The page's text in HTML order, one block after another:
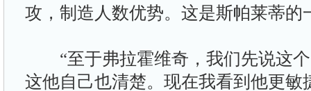
攻，制造人数优势。这是斯帕莱蒂的
“至于弗拉霍维奇，我们先说这个
这他自己也清楚。现在我看到他更敏